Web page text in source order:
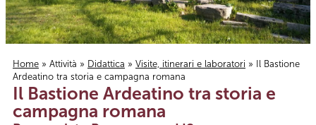
Tu sei qui
Home » Attività » Didattica » Visite, itinerari e laboratori » Il Bastione
Ardeatino tra storia e campagna romana
Il Bastione Ardeatino tra storia e
campagna romana